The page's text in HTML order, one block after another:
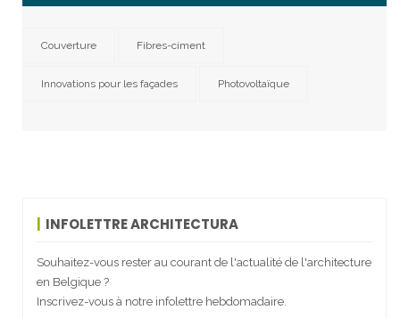
Couverture Fibres-ciment
Innovations pour les façades Photovoltaïque
INFOLETTRE ARCHITECTURA
Souhaitez-vous rester au courant de l'actualité de l'architecture
en Belgique ?
Inscrivez-vous à notre infolettre hebdomadaire.